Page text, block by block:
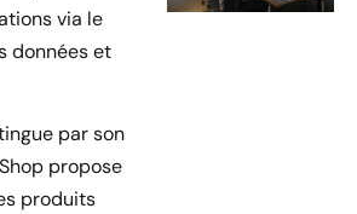
via le
données et
par son
propose
produits